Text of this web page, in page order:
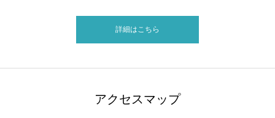
詳細はこちら
アクセスマップ